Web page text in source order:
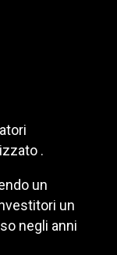
.
un
un
negli anni